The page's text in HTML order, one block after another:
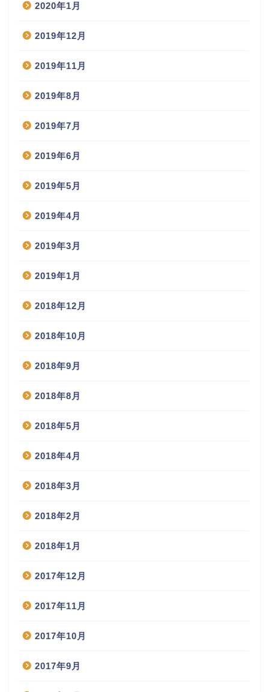
2020年1月
2019年12月
2019年11月
2019年8月
2019年7月
2019年6月
2019年5月
2019年4月
2019年3月
2019年1月
2018年12月
2018年10月
2018年9月
2018年8月
2018年5月
2018年4月
2018年3月
2018年2月
2018年1月
2017年12月
2017年11月
2017年10月
2017年9月